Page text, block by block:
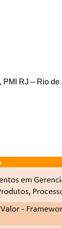
RJ – Rio